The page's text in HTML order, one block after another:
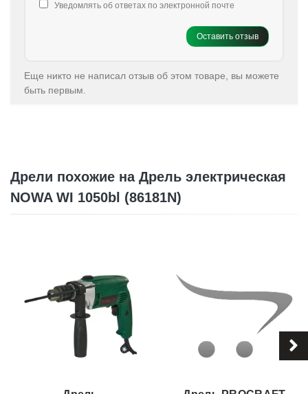
Уведомлять об ответах по электронной почте
Оставить отзыв
Еще никто не написал отзыв об этом товаре, вы можете
быть первым.
Дрели похожие на Дрель электрическая
NOWA WI 1050bl (86181N)